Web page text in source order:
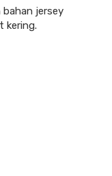
bahan jersey
kering.